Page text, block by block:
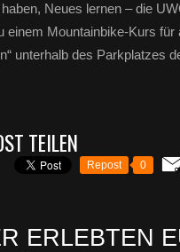
Neues lernen – die
einem Mountainbike-Kurs
unterhalb des Parkplatzes
TEILEN
Repost 0
ERLEBTEN